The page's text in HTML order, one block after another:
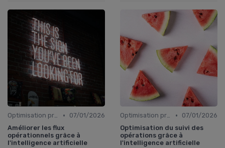
Optimisation processus •
07/01/2026
Améliorer les flux
opérationnels grâce à
l'intelligence artificielle
Optimisation processus •
07/01/2026
Optimisation du suivi des
opérations grâce à
l'intelligence artificielle